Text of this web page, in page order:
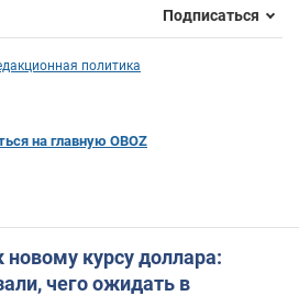
Подписаться
политика
на главную OBOZ
новому курсу доллара:
чего ожидать в